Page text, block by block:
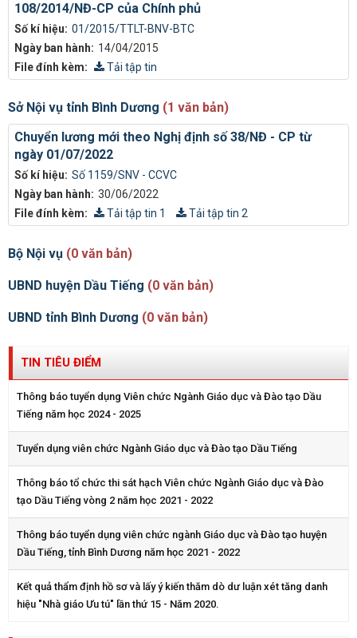
Số kí hiệu: 01/2015/TTLT-BNV-BTC
Ngày ban hành: 14/04/2015
108/2014/NĐ-CP của Chính phủ
File đính kèm: Tải tập tin
Sở Nội vụ tỉnh Bình Dương (1 văn bản)
Số kí hiệu: Số 1159/SNV - CCVC
Ngày ban hành: 30/06/2022
Chuyển lương mới theo Nghị định số 38/NĐ - CP từ
ngày 01/07/2022
File đính kèm: Tải tập tin 1 Tải tập tin 2
Bộ Nội vụ (0 văn bản)
UBND huyện Dầu Tiếng (0 văn bản)
UBND tỉnh Bình Dương (0 văn bản)
TIN TIÊU ĐIỂM
Thông báo tuyển dụng Viên chức Ngành Giáo dục và Đào tạo Dầu
Tiếng năm học 2024 - 2025
Tuyển dụng viên chức Ngành Giáo dục và Đào tạo Dầu Tiếng
Thông báo tổ chức thi sát hạch Viên chức Ngành Giáo dục và Đào
tạo Dầu Tiếng vòng 2 năm học 2021 - 2022
Thông báo tuyển dụng viên chức ngành Giáo dục và Đào tạo huyện
Dầu Tiếng, tỉnh Bình Dương năm học 2021 - 2022
Kết quả thẩm định hồ sơ và lấy ý kiến thăm dò dư luận xét tăng danh
hiệu "Nhà giáo Ưu tú" lần thứ 15 - Năm 2020.